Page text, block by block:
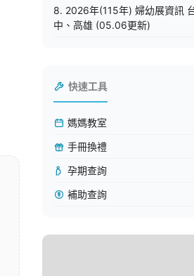
8. 2026年(115年) 婦幼展資訊
中、高雄 (05.06更新)
快速工具
媽媽教室
手冊換禮
孕期查詢
補助查詢